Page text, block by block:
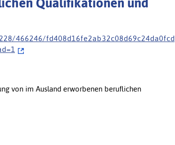
Qualifikationen und
8 / 4 6 6 2 4 6 / f d 4 0 8 d 1 6 f e 2 a b 3 2 c 0 8 d 6 9 c 2 4 d a 0 f c d
= 1
von im Ausland erworbenen beruflichen